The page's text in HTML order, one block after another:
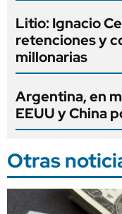
Litio: Ignacio
retenciones y
millonarias
Argentina, en
EEUU y China
Otras